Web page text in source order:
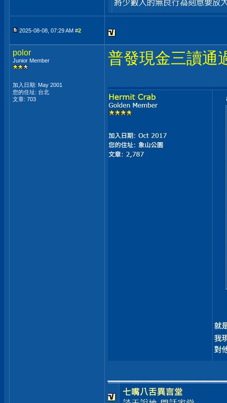
2025-08-08, 07:29 AM #2
polor
Junior Member
加入日期: May 2001
您的住址: 台北
文章: 703
普發現金三讀通